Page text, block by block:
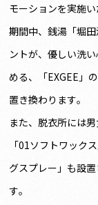
モーションを実施い
期間中、銭湯「堀
ントが、優しい洗
める、「EXGEE」
置き換わります。
また、脱衣所には
「01ソフトワック
グスプレー」も設
す。